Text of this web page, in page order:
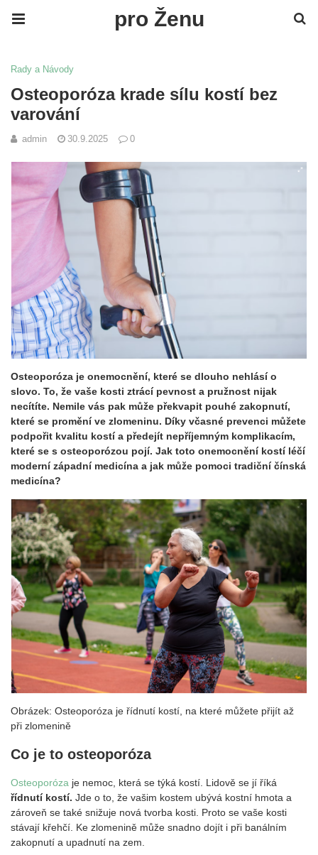
pro Ženu
Rady a Návody
Osteoporóza krade sílu kostí bez
varování
admin 30.9.2025 0
Osteoporóza je onemocnění, které se dlouho nehlásí o
slovo. To, že vaše kosti ztrácí pevnost a pružnost nijak
necítíte. Nemile vás pak může překvapit pouhé zakopnutí,
které se promění ve zlomeninu. Díky včasné prevenci můžete
podpořit kvalitu kostí a předejít nepříjemným komplikacím,
které se s osteoporózou pojí. Jak toto onemocnění kostí léčí
moderní západní medicína a jak může pomoci tradiční čínská
medicína?
Obrázek: Osteoporóza je řídnutí kostí, na které můžete přijít až
při zlomenině
Co je to osteoporóza
Osteoporóza je nemoc, která se týká kostí. Lidově se jí říká
řídnutí kostí. Jde o to, že vašim kostem ubývá kostní hmota a
zároveň se také snižuje nová tvorba kosti. Proto se vaše kosti
stávají křehčí. Ke zlomenině může snadno dojít i při banálním
zakopnutí a upadnutí na zem.